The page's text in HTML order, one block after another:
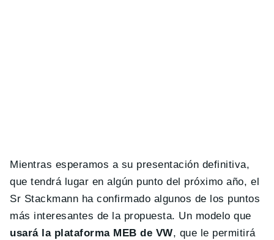
Mientras esperamos a su presentación definitiva,
que tendrá lugar en algún punto del próximo año, el
Sr Stackmann ha confirmado algunos de los puntos
más interesantes de la propuesta. Un modelo que
usará la plataforma MEB de VW, que le permitirá